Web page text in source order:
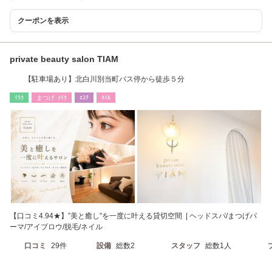
クーポンを表示
private beauty salon TIAM
【駐車場あり】北白川別当町バス停から徒歩５分
ﾘﾗｸ まつげ･ﾒｲｸ ｴｽﾃ ﾈｲﾙ
【口コミ4.94★】”美と癒し”を一度に叶える貸切空間 | ヘッドスパ/まつげパ
ーマ/アイブロウ/脱毛/ネイル
口コミ 29件 設備 総数2 スタッフ 総数1人